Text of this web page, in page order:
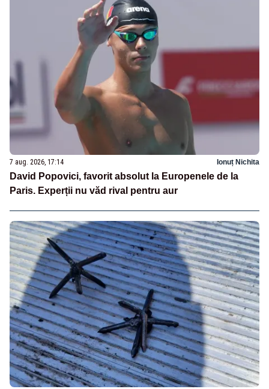
7 aug. 2026, 17:14 Ionuț Nichita
David Popovici, favorit absolut la Europenele de la
Paris. Experții nu văd rival pentru aur